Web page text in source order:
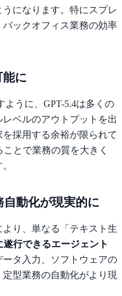
になります。特にスプレ
ックオフィス業務の効率
に
ように、GPT-5.4は多くの
ベルのアウトプットを出
採用する余裕が限られて
とで業務の質を大きく
動化が現実的に
り、単なる「テキスト生
行できるエージェント
タ入力、ソフトウェアの
型業務の自動化がより現